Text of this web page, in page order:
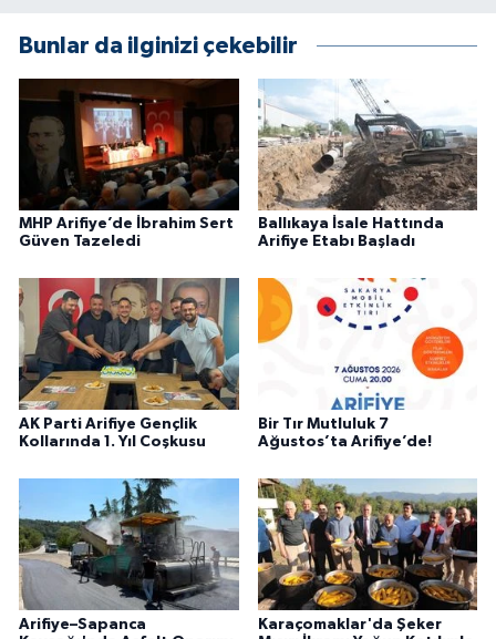
Bunlar da ilginizi çekebilir
MHP Arifiye’de İbrahim Sert
Güven Tazeledi
Ballıkaya İsale Hattında
Arifiye Etabı Başladı
AK Parti Arifiye Gençlik
Kollarında 1. Yıl Coşkusu
Bir Tır Mutluluk 7
Ağustos’ta Arifiye’de!
Arifiye–Sapanca
Karaçomaklar'da Şeker